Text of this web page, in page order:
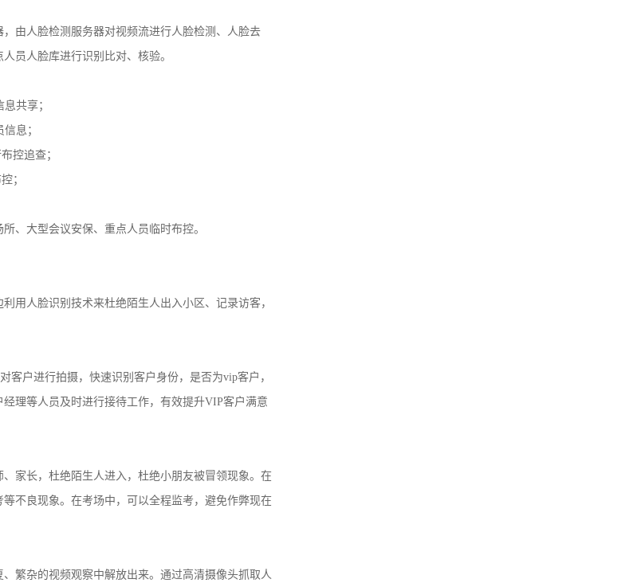
由人脸检测服务器对视频流进行人脸检测、人脸去
员人脸库进行识别比对、核验。
共享；
息；
控追查；
；
大型会议安保、重点人员临时布控。
人脸识别技术来杜绝陌生人出入小区、记录访客，
户进行拍摄，快速识别客户身份，是否为vip客户，
理等人员及时进行接待工作，有效提升VIP客户满意
长，杜绝陌生人进入，杜绝小朋友被冒领现象。在
不良现象。在考场中，可以全程监考，避免作弊现在
杂的视频观察中解放出来。通过高清摄像头抓取人